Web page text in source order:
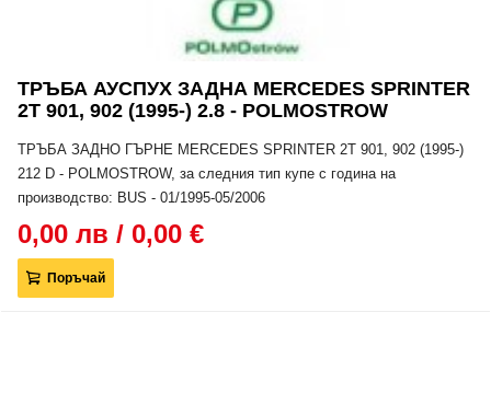
ТРЪБА АУСПУХ ЗАДНА MERCEDES SPRINTER
2T 901, 902 (1995-) 2.8 - POLMOSTROW
ТРЪБА ЗАДНО ГЪРНЕ MERCEDES SPRINTER 2T 901, 902 (1995-)
212 D - POLMOSTROW, за следния тип купе с година на
производство: BUS - 01/1995-05/2006
0,00 лв / 0,00 €
Поръчай